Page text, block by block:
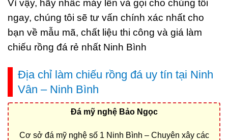
Vì vậy, hãy nhấc máy lên và gọi cho chúng tôi
ngay, chúng tôi sẽ tư vấn chính xác nhất cho
bạn về mẫu mã, chất liệu thi công và giá làm
chiếu rồng đá rẻ nhất Ninh Bình
Địa chỉ làm chiếu rồng đá uy tín tại Ninh
Vân – Ninh Bình
Đá mỹ nghệ Bảo Ngọc
Cơ sở đá mỹ nghệ số 1 Ninh Bình – Chuyên xây các